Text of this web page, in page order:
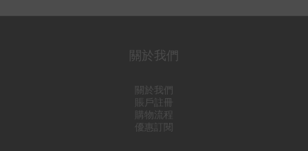
關於我們
關於我們
賬戶註冊
購物流程
優惠訂閱